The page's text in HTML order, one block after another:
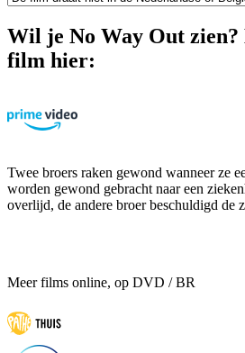
Wil je No Way Out
film hier:
Twee broers raken gewond wanneer ze
worden gewond gebracht naar een
overlijd, de andere broer beschuldigd de
Meer films online, op DVD / BR